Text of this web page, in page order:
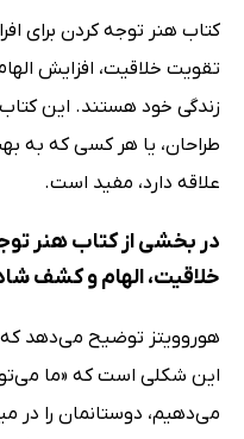
کتاب هنر توجه کردن برای
تقویت خلاقیت، افزایش
زندگی خود هستند. این کتاب
طراحان، یا هر کسی که به
علاقه دارد، مفید است.
خلاقیت، الهام و کشف
هوروویتز توضیح می‌دهد
این شکلی است که «ما
می‌دهیم، دوستانمان را در